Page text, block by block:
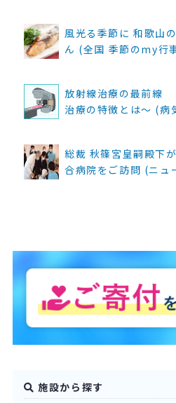
風光る季節に 和歌山
ん (全国 季節のmy行
放射線治療の最前線
治療の特徴とは～ (病
総裁 秋篠宮皇嗣殿下
合病院をご訪問 (ニ
施設から探す